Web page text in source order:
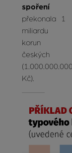
spoření
překonala 1
miliardu
korun
českých
(1.000.000.000
Kč).